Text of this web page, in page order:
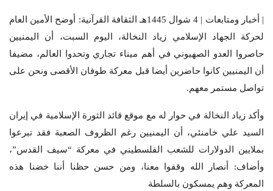
| أخبار ومتابعات | 4 شوال 1445هـ الثقافة القرآنية: أوضح الأمين العام
لحركة الجهاد الإسلامي زياد النخالة، اليوم السبت، أن اليمنيين
حاصروا العدو الصهيوني في أهم ميناء تجاري وتحدوا العالم، مضيفا
أن اليمنيين كانوا حاضرين أيضا قبل معركة طوفان الأقصى ونحن على
تواصل مستمر معهم.
وأكد زياد النخالة في حوار له مع موقع قائد الثورة الإسلامية في إيران
السيد علي خامنئي، أن اليمنيين رغم الظروف الصعبة فقد تبرعوا
بملايين الدولارات للشعب الفلسطيني في معركة “سيف القدس”،
وأضاف: أنصار الله وقفوا معنا، ومن حسن حظنا أننا خضنا هذه
المعركة وهم يمسكون بالسلطة